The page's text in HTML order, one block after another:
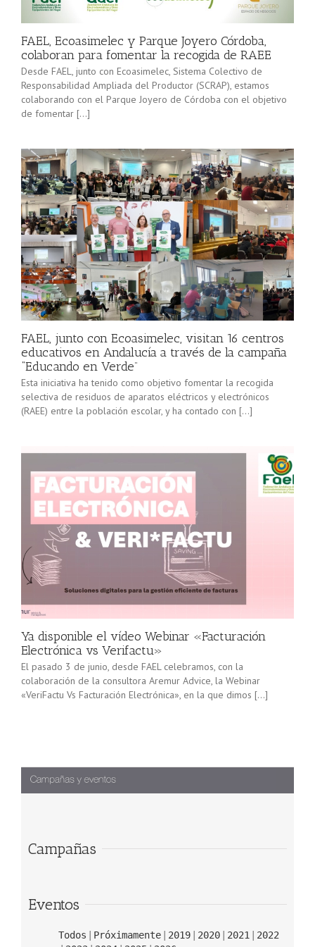
minorista”
(convocatoria
2025), pone
en marcha a
Sevilla junto
[…]
FAEL, Ecoasimelec y Parque Joyero Córdoba,
colaboran para fomentar la recogida de RAEE
Desde FAEL, junto con Ecoasimelec, Sistema Colectivo de
Responsabilidad Ampliada del Productor (SCRAP), estamos
colaborando con el Parque Joyero de Córdoba con el objetivo
de fomentar […]
FAEL, junto con Ecoasimelec, visitan 16 centros
educativos en Andalucía a través de la campaña
“Educando en Verde”
Esta iniciativa ha tenido como objetivo fomentar la recogida
selectiva de residuos de aparatos eléctricos y electrónicos
(RAEE) entre la población escolar, y ha contado con […]
Ya disponible el vídeo Webinar «Facturación
Electrónica vs Verifactu»
El pasado 3 de junio, desde FAEL celebramos, con la
colaboración de la consultora Aremur Advice, la Webinar
«VeriFactu Vs Facturación Electrónica», en la que dimos […]
Campañas
Eventos
Todos Próximamente 2019 2020 2021
2022